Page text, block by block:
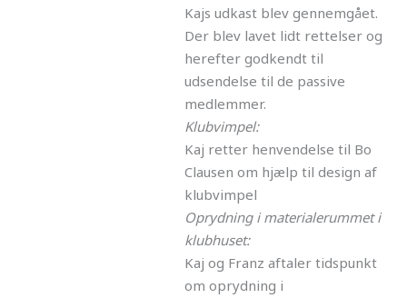
Kajs udkast blev gennemgået.
Der blev lavet lidt rettelser og
herefter godkendt til
udsendelse til de passive
medlemmer.
Klubvimpel:
Kaj retter henvendelse til Bo
Clausen om hjælp til design af
klubvimpel
Oprydning i materialerummet i
klubhuset:
Kaj og Franz aftaler tidspunkt
om oprydning i